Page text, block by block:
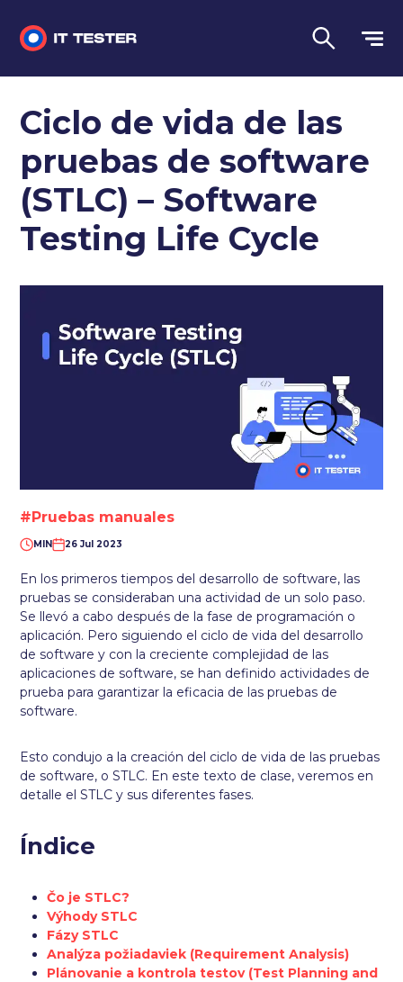
Preguntas de la entrevista
Pruebas manuales
Ciclo de vida de las
pruebas de software
(STLC) – Software
Testing Life Cycle
#Pruebas manuales
MIN 26 Jul 2023
En los primeros tiempos del desarrollo de software, las
pruebas se consideraban una actividad de un solo paso.
Se llevó a cabo después de la fase de programación o
aplicación. Pero siguiendo el ciclo de vida del desarrollo
de software y con la creciente complejidad de las
aplicaciones de software, se han definido actividades de
prueba para garantizar la eficacia de las pruebas de
software.
Esto condujo a la creación del ciclo de vida de las pruebas
de software, o STLC. En este texto de clase, veremos en
detalle el STLC y sus diferentes fases.
Índice
Čo je STLC?
Výhody STLC
Fázy STLC
Analýza požiadaviek (Requirement Analysis)
Plánovanie a kontrola testov (Test Planning and